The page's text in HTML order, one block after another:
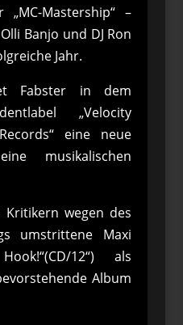
Mastership“ –
Banjo und DJ Ron
Jahr.
Fabster in dem
„Velocity
eine neue
musikalischen
wegen des
umstrittene Maxi
12“) als
Album